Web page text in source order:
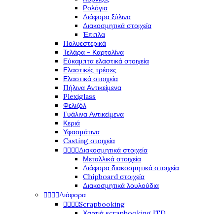
Ρολόγια
Διάφορα ξύλινα
Διακοσμητικά στοιχεία
Έπιπλα
Πολυεστερικά
Τελάρα - Καρτολίνα
Εύκαμπτα ελαστικά στοιχεία
Ελαστικές τρέσες
Ελαστικά στοιχεία
Πήλινα Αντικείμενα
Plexiglass
Φελιζόλ
Γυάλινα Αντικείμενα
Κεριά
Υφασμάτινα
Casting στοιχεία
Διακοσμητικά στοιχεία
Μεταλλικά στοιχεία
Διάφορα διακοσμητικά στοιχεία
Chipboard στοιχεία
Διακοσμητικά λουλούδια
Διάφορα
Scrapbooking